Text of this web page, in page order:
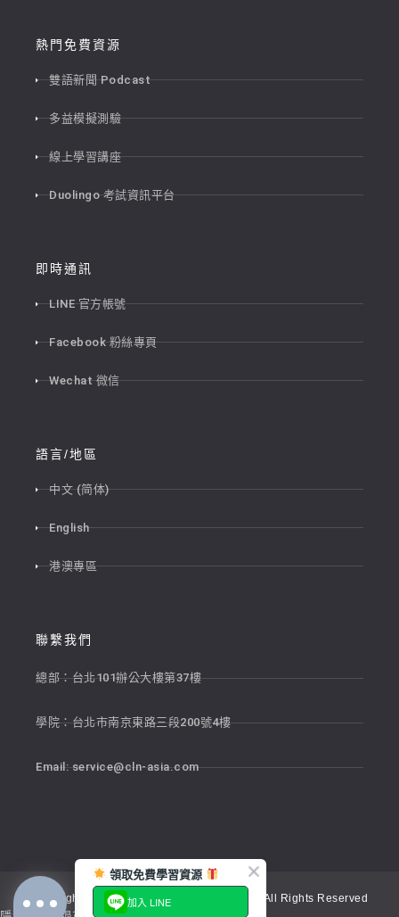
熱門免費資源
雙語新聞 Podcast
多益模擬測驗
線上學習講座
Duolingo 考試資訊平台
即時通訊
LINE 官方帳號
Facebook 粉絲專頁
Wechat 微信
語言/地區
中文 (简体)
English
港澳專區
聯繫我們
總部：台北101辦公大樓第37樓
學院：台北市南京東路三段200號4樓
Email:service@cln-asia.com
Copyright © 2026 新貴語文顧問股份有限公司 All Rights Reserved
領取免費學習資源
加入 LINE